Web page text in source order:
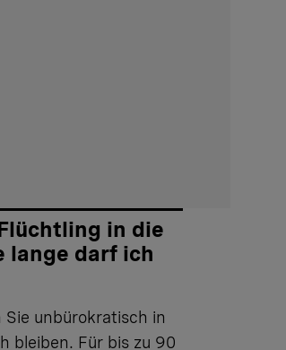
in die
lange darf ich
unbürokratisch in
bleiben. Für bis zu 90